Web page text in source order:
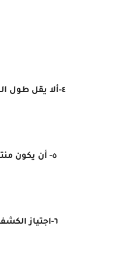
٤-ألا يقل طول المتقدم للعمل عن ١٧٠سم.
٥- أن يكون منتهى موقفه من التجنيد.
٦-اجتياز الكشف الطبي وسلامة النظر.